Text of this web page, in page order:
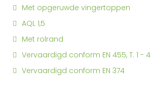
Met opgeruwde vingertoppen
AQL 1,5
Met rolrand
Vervaardigd conform EN 455, T. 1 - 4
Vervaardigd conform EN 374